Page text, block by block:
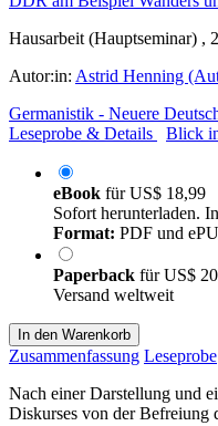
Hausarbeit (Hauptseminar) ,
Autor:in: Astrid Henning
Germanistik - Neuere
Leseprobe & Details
Blick
eBook fürUS$ 18,99
Sofort herunterladen.
Format: PDF und
Paperback fürUS$
Versand weltweit
In den Warenkorb
Zusammenfassung Leseprobe
Nach einer Darstellung und
Diskurses von der Befreiung